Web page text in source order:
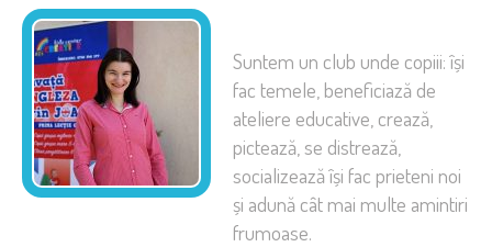
Suntem un club unde copiii: își
fac temele, beneficiază de
ateliere educative, crează,
pictează, se distrează,
socializează își fac prieteni noi
și adună cât mai multe amintiri
frumoase.